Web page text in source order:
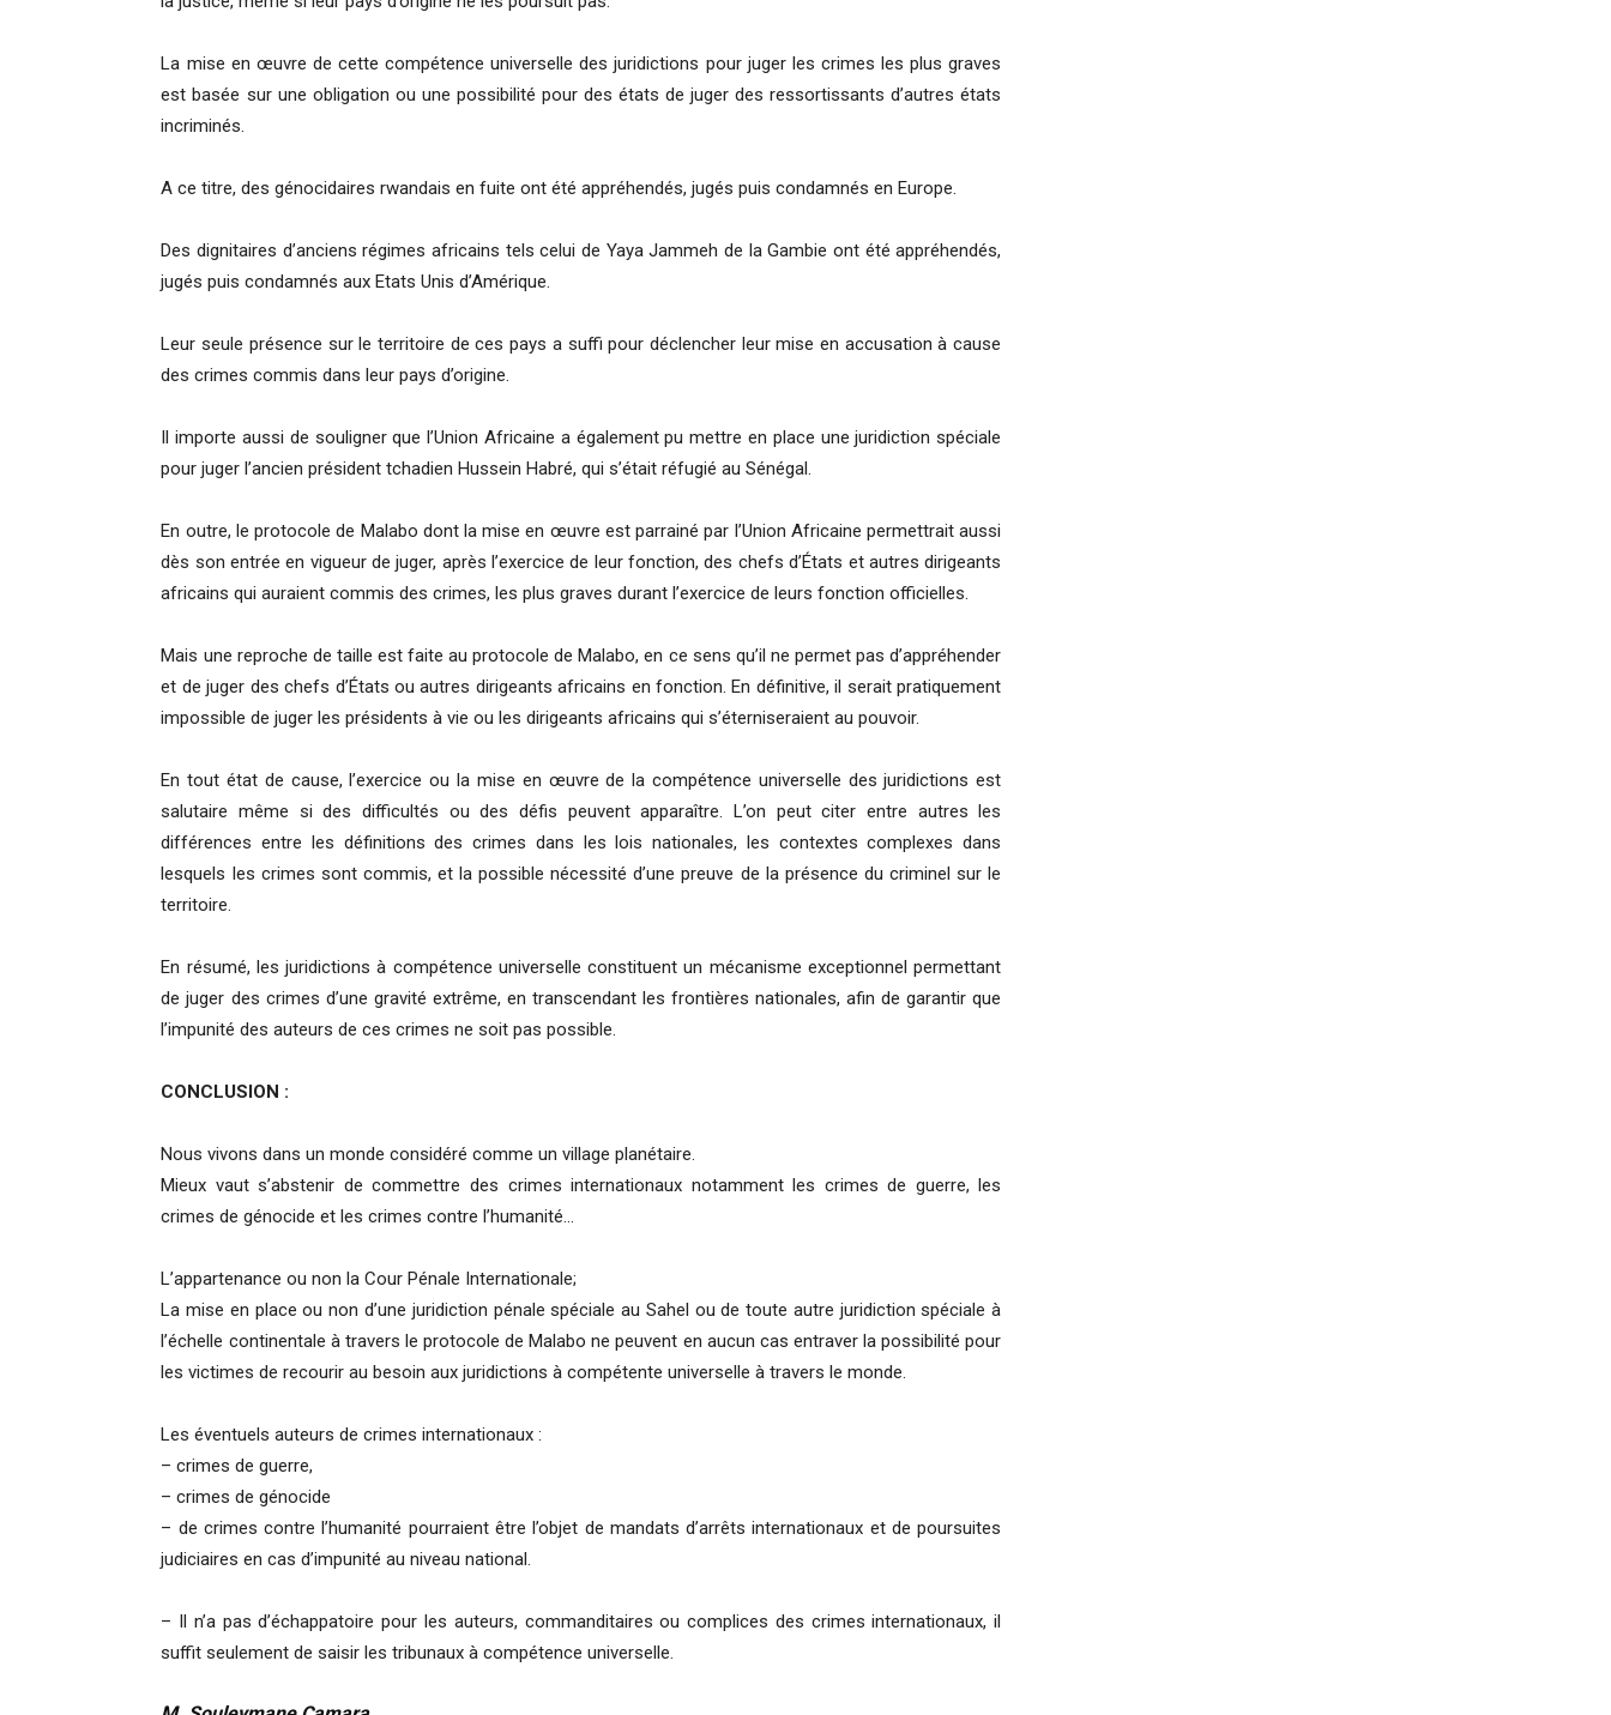
La mise en œuvre de cette compétence universelle des juridictions pour juger les crimes les plus graves
est basée sur une obligation ou une possibilité pour des états de juger des ressortissants d’autres états
incriminés.
A ce titre, des génocidaires rwandais en fuite ont été appréhendés, jugés puis condamnés en Europe.
Des dignitaires d’anciens régimes africains tels celui de Yaya Jammeh de la Gambie ont été appréhendés,
jugés puis condamnés aux Etats Unis d’Amérique.
Leur seule présence sur le territoire de ces pays a suffi pour déclencher leur mise en accusation à cause
des crimes commis dans leur pays d’origine.
Il importe aussi de souligner que l’Union Africaine a également pu mettre en place une juridiction spéciale
pour juger l’ancien président tchadien Hussein Habré, qui s’était réfugié au Sénégal.
En outre, le protocole de Malabo dont la mise en œuvre est parrainé par l’Union Africaine permettrait aussi
dès son entrée en vigueur de juger, après l’exercice de leur fonction, des chefs d’États et autres dirigeants
africains qui auraient commis des crimes, les plus graves durant l’exercice de leurs fonction officielles.
Mais une reproche de taille est faite au protocole de Malabo, en ce sens qu’il ne permet pas d’appréhender
et de juger des chefs d’États ou autres dirigeants africains en fonction. En définitive, il serait pratiquement
impossible de juger les présidents à vie ou les dirigeants africains qui s’éterniseraient au pouvoir.
En tout état de cause, l’exercice ou la mise en œuvre de la compétence universelle des juridictions est
salutaire même si des difficultés ou des défis peuvent apparaître. L’on peut citer entre autres les
différences entre les définitions des crimes dans les lois nationales, les contextes complexes dans
lesquels les crimes sont commis, et la possible nécessité d’une preuve de la présence du criminel sur le
territoire.
En résumé, les juridictions à compétence universelle constituent un mécanisme exceptionnel permettant
de juger des crimes d’une gravité extrême, en transcendant les frontières nationales, afin de garantir que
l’impunité des auteurs de ces crimes ne soit pas possible.
CONCLUSION :
Nous vivons dans un monde considéré comme un village planétaire.
Mieux vaut s’abstenir de commettre des crimes internationaux notamment les crimes de guerre, les
crimes de génocide et les crimes contre l’humanité…
L’appartenance ou non la Cour Pénale Internationale;
La mise en place ou non d’une juridiction pénale spéciale au Sahel ou de toute autre juridiction spéciale à
l’échelle continentale à travers le protocole de Malabo ne peuvent en aucun cas entraver la possibilité pour
les victimes de recourir au besoin aux juridictions à compétente universelle à travers le monde.
Les éventuels auteurs de crimes internationaux :
– crimes de guerre,
– crimes de génocide
– de crimes contre l’humanité pourraient être l’objet de mandats d’arrêts internationaux et de poursuites
judiciaires en cas d’impunité au niveau national.
– Il n’a pas d’échappatoire pour les auteurs, commanditaires ou complices des crimes internationaux, il
suffit seulement de saisir les tribunaux à compétence universelle.